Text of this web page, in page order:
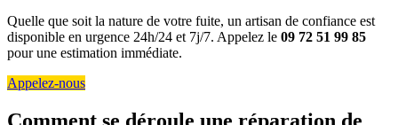
Quelle que soit la nature de votre fuite, un artisan de confiance est
disponible en urgence 24h/24 et 7j/7. Appelez le 09 72 51 99 85
pour une estimation immédiate.
Appelez-nous